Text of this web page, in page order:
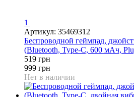
1
Артикул: 35469312
Беспроводной геймпад,
(Bluetooth, Type-C, 600 мАч,
519 грн
999 грн
Нет в наличии